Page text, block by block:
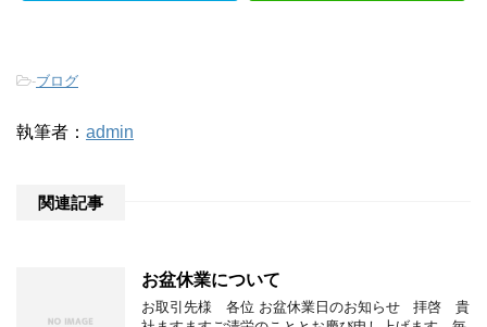
-ブログ
執筆者： admin
関連記事
お盆休業について
お取引先様 各位 お盆休業日のお知らせ 拝啓 貴